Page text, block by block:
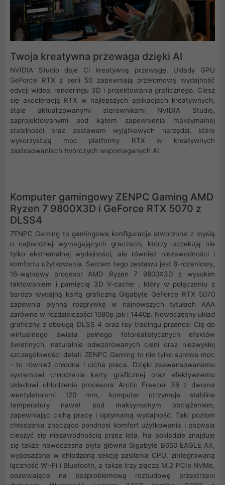
Twoja kreatywna przewaga dzięki AI
NVIDIA Studio daje Ci kreatywną przewagę. Układy GPU
GeForce RTX z serii 50 zapewniają przełomową wydajność
edycji wideo, renderingu 3D i projektowania graficznego. Ciesz
się akceleracją RTX w najlepszych aplikacjach kreatywnych,
stale aktualizowanymi sterownikami NVIDIA Studio,
zaprojektowanymi pod kątem zapewnienia maksymalnej
stabilności oraz zestawem wyjątkowych narzędzi, które
wykorzystują moc platformy RTX w kreatywnych
zastosowaniach twórczych wspomaganych AI.
Komputer gamingowy ZENPC Gaming AMD
Ryzen 7 9800X3D i GeForce RTX 5070 z
DLSS4
ZENPC Gaming to gamingowa konfiguracja stworzona z myślą
o najbardziej wymagających graczach, którzy oczekują nie
tylko ekstremalnej wydajności, ale również niezawodności i
komfortu użytkowania. Sercem tego zestawu jest 8-rdzeniowy,
16-wątkowy procesor AMD Ryzen 7 9800X3D z wysokim
taktowaniem i pamięcią 3D V-cache , który w połączeniu z
bardzo wydajną kartą graficzną Gigabyte GeForce RTX 5070
zapewnia płynną rozgrywkę w najnowszych tytułach AAA
zarówno w rozdzielczości 1080p jak i 1440p. Nowoczesny układ
graficzny z obsługą DLSS 4 oraz ray tracingu przenosi Cię do
wirtualnego świata pełnego fotorealistycznych efektów
świetlnych, naturalnie odwzorowanych cieni oraz niezwykłej
szczegółowości detali. ZENPC Gaming to nie tylko surowa moc
- to również chłodna i cicha praca. Dzięki zaawansowanemu
systemowi chłodzenia karty graficznej oraz efektywnemu
układowi chłodzenia procesora Arctic Freezer 36 z dwoma
wentylatorami 120 mm, komputer utrzymuje stabilne
temperatury nawet pod maksymalnym obciążeniem,
zapewniając cichą pracę i optymalną wydajność. Taki poziom
chłodzenia znacząco pondnosi komfort użytkowania i pozwala
cieszyć się niezawodnością przez lata. Na pokładzie znajduje
się także nowoczesna płyta główna Gigabyte B650 EAGLE AX,
wyposażona w chłodzoną sekcję zasilania CPU, zintegrowaną
łączność Wi-Fi i Bluetooth, a także trzy złącza M.2 PCIe NVMe,
pozwalające na bezproblemową rozbudowę przestrzeni